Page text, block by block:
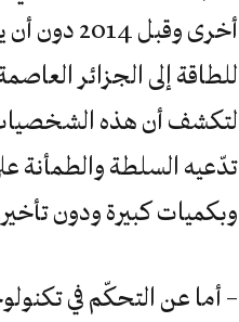
أخرى
للطاقة إلى الجزائر
لتكشف أن هذه الشخصيات
تدّعيه السلطة والطمأنة
وبكميات كبيرة ودون
– أما عن التحكّم في